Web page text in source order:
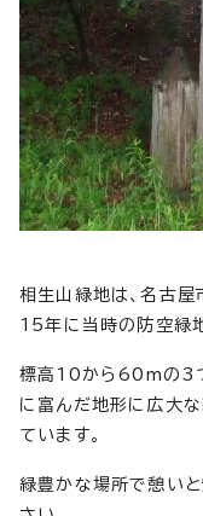
相生山緑地は、名古屋
15年に当時の防空緑
標高10から60mの3
に富んだ地形に広大
ています。
緑豊かな場所で憩い